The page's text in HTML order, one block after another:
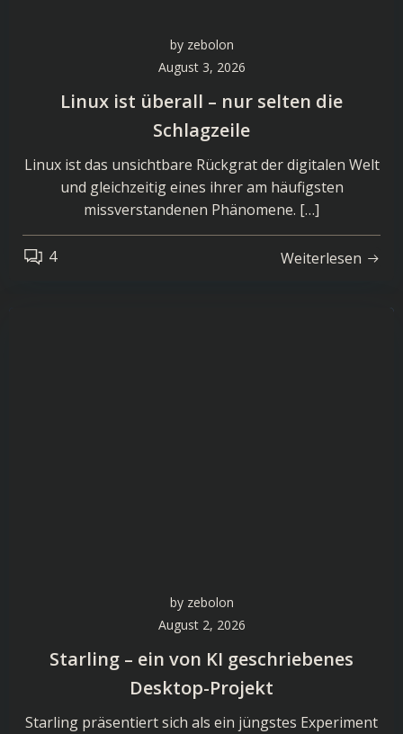
by zebolon
August 3, 2026
Linux ist überall – nur selten die
Schlagzeile
Linux ist das unsichtbare Rückgrat der digitalen Welt
und gleichzeitig eines ihrer am häufigsten
missverstandenen Phänomene. […]
4 Weiterlesen
by zebolon
August 2, 2026
Starling – ein von KI geschriebenes
Desktop-Projekt
Starling präsentiert sich als ein jüngstes Experiment